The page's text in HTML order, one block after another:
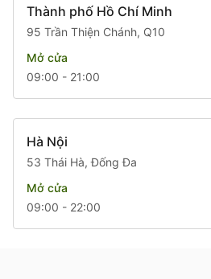
Thành phố Hồ Chí Minh
95 Trần Thiện Chánh, Q10
Mở cửa
09:00 - 21:00
Hà Nội
53 Thái Hà, Đống Đa
Mở cửa
09:00 - 22:00